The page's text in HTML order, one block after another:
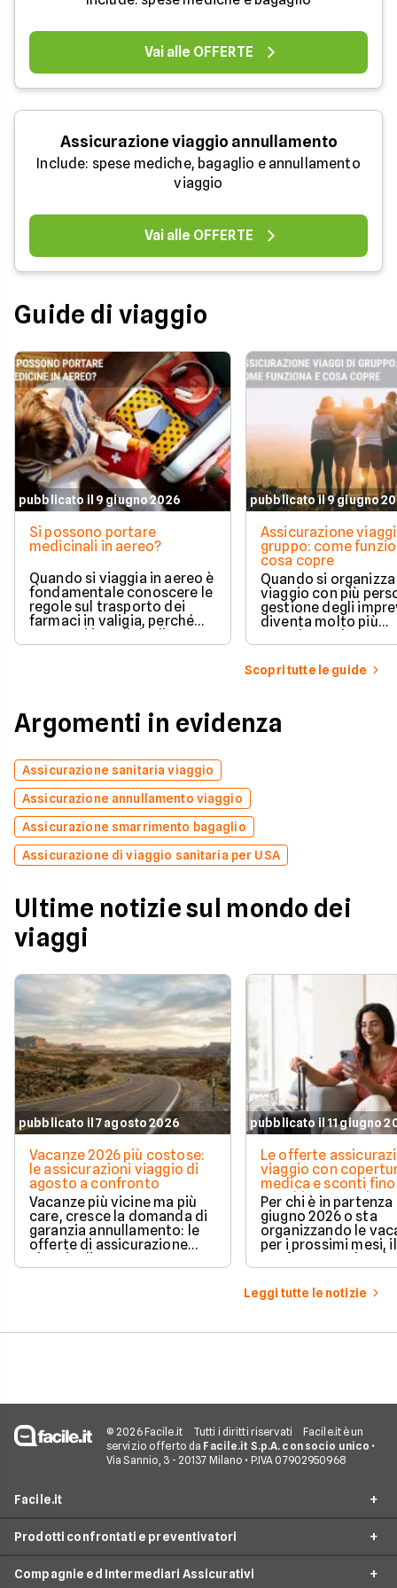
Vai alle OFFERTE
Assicurazione viaggio annullamento
Include: spese mediche, bagaglio e annullamento
viaggio
Vai alle OFFERTE
Guide di viaggio
pubblicato il 9 giugno 2026
Si possono portare
medicinali in aereo?
Quando si viaggia in aereo è
fondamentale conoscere le
regole sul trasporto dei
farmaci in valigia, perché
non tutti i medicinali
possono essere portati
pubblicato il 9 giugno
Assicurazione
gruppo: come
cosa copre
Quando si
viaggio con più
gestione degli
diventa molto più
complessa rispetto
partenza
polizza viaggio di
pensata proprio per
partecipanti,
protezione in caso
Scopri tutte le guide
Argomenti in evidenza
Assicurazione sanitaria viaggio
Assicurazione annullamento viaggio
Assicurazione smarrimento bagaglio
Assicurazione di viaggio sanitaria per USA
Ultime notizie sul mondo dei
viaggi
pubblicato il 7 agosto 2026
Vacanze 2026 più costose:
le assicurazioni viaggio di
agosto a confronto
Vacanze più vicine ma più
care, cresce la domanda di
garanzia annullamento: le
offerte di assicurazione
viaggio di agosto 2026 su
Facile.it, con sconti fino al
pubblicato il 11 giugno
Le offerte
viaggio con
medica e sconti
per chi parte a
Per chi è in partenza
giugno 2026 o sta
organizzando le
per i prossimi mesi, il
confronto tra le
viaggio da attivare
partire è d'obbligo.
Leggi tutte le notizie
© 2026 Facile.it Tutti i diritti riservati
Facile.it è un
servizio offerto da Facile.it S.p.A. con socio unico •
Via Sannio, 3 - 20137 Milano • P.IVA 07902950968
Facile.it
Assicurazione auto online
Prodotti confrontati e preventivatori
Assicurazione sanitaria viaggio
Compagnie ed Intermediari Assicurativi